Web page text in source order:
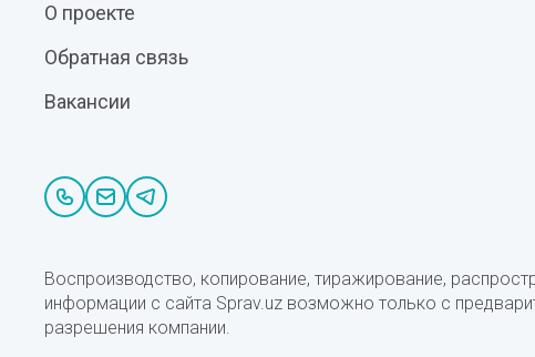
О проекте
Обратная связь
Вакансии
Воспроизводство, копирование, тиражирование,
информации с сайта Sprav.uz возможно только с
разрешения компании.